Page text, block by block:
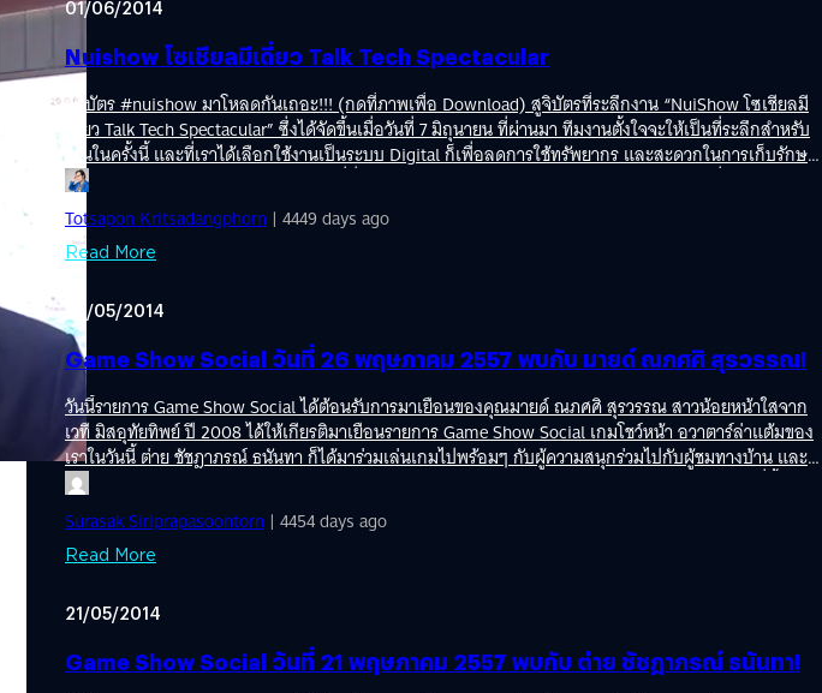
01/06/2014
Nuishow โซเชียลมีเดี่ยว Talk Tech Spectacular
สูจิบัตร #nuishow มาโหลดกันเถอะ!!! (กดที่ภาพเพื่อ Download) สูจิบัตรที่ระลึกงาน “NuiShow โซเชียลมี
เดี่ยว Talk Tech Spectacular” ซึ่งได้จัดขึ้นเมื่อวันที่ 7 มิถุนายน ที่ผ่านมา ทีมงานตั้งใจจะให้เป็นที่ระลึกสำหรับ
งานในครั้งนี้ และที่เราได้เลือกใช้งานเป็นระบบ Digital ก็เพื่อลดการใช้ทรัพยากร และสะดวกในการเก็บรักษา
ทีสำคัญ ไม่มีสีตกแน่นอน !!! ... อ่านต่อที่นี่ ประมวลภาพบรรยากาศงาน “NuiShow โซเชียลมีเดี่ยว” ทางแบไต๋
ได้ทำการรวบรวมภาพบรรยากาศงาน “NuiShow โซเชียลมีเดี่ยว Talk Tech Spectacular” มาไว้แล้วที่นี่ ซึ่ง
เรียกได้ว่าเป็น Talk Show IT ที่ได้รวบรวมทั้งความฮาและสาระเข้าด้วยกัน งานนี้ต้องขอขอบคุณทุก ๆ ท่านที่ได้
เข้ามารับชมกันจนเนืองแน่นไปทั้งฮอลครับ ... อ่านต่อที่นี่ ยืนหยัดจัด"วันเดิม"นะครับ เสาร์ที่ 7มิ.ย.นี้ ศูนย์
Totsapon Kritsadangphorn | 4449 days ago
Read More
26/05/2014
Game Show Social วันที่ 26 พฤษภาคม 2557 พบกับ มายด์ ณภศศิ สุรวรรณ!
วันนี้รายการ Game Show Social ได้ต้อนรับการมาเยือนของคุณมายด์ ณภศศิ สุรวรรณ สาวน้อยหน้าใสจาก
เวที มิสอุทัยทิพย์ ปี 2008 ได้ให้เกียรติมาเยือนรายการ Game Show Social เกมโชว์หน้า อวาตาร์ล่าแต้มของ
เราในวันนี้ ต่าย ชัชฎาภรณ์ ธนันทา ก็ได้มาร่วมเล่นเกมไปพร้อมๆ กับผู้ความสนุกร่วมไปกับผู้ชมทางบ้าน และ
สามารถคว้าแต้มจากทางรายการไปได้ถึง 7,000 แต้ม! ขอขอบคุณคุณมายด์ ณภศศิ สุรวรรณ มา ณ ที่นี้ด้วย
นะครับ สำหรับทางรายการ Game Show Social เกมโชว์หน้า อวาตาร์ล่าแต้ม ในวันที่ 26 พฤษภาคม 2557
นี้ ก็ยังคงเป็นการทดสอบระบบการเล่นเกมร่วมกับผู้ชมทางบ้านเช่นเคยนะครับ ตอนนี้ระบบของ Android ได้
อัพเดตเป็นเวอร์ชัน 1.4 เวอร์ชันล่าสุดที่เพิ่มความเสถียรมากยิ่งขึ้น แต่ทางรายการก็ยังไม่นิ่งนอนใจ จะอัพเดต
กันได้แล้วกับเวอร์ชัน 1.0!!…
Surasak Siriprapasoontorn | 4454 days ago
Read More
21/05/2014
Game Show Social วันที่ 21 พฤษภาคม 2557 พบกับ ต่าย ชัชฎาภรณ์ ธนันทา!